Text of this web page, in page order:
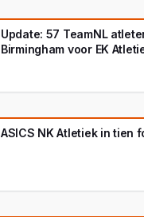
Update: 57 TeamNL
Birmingham voor EK
ASICS NK Atletiek in tien